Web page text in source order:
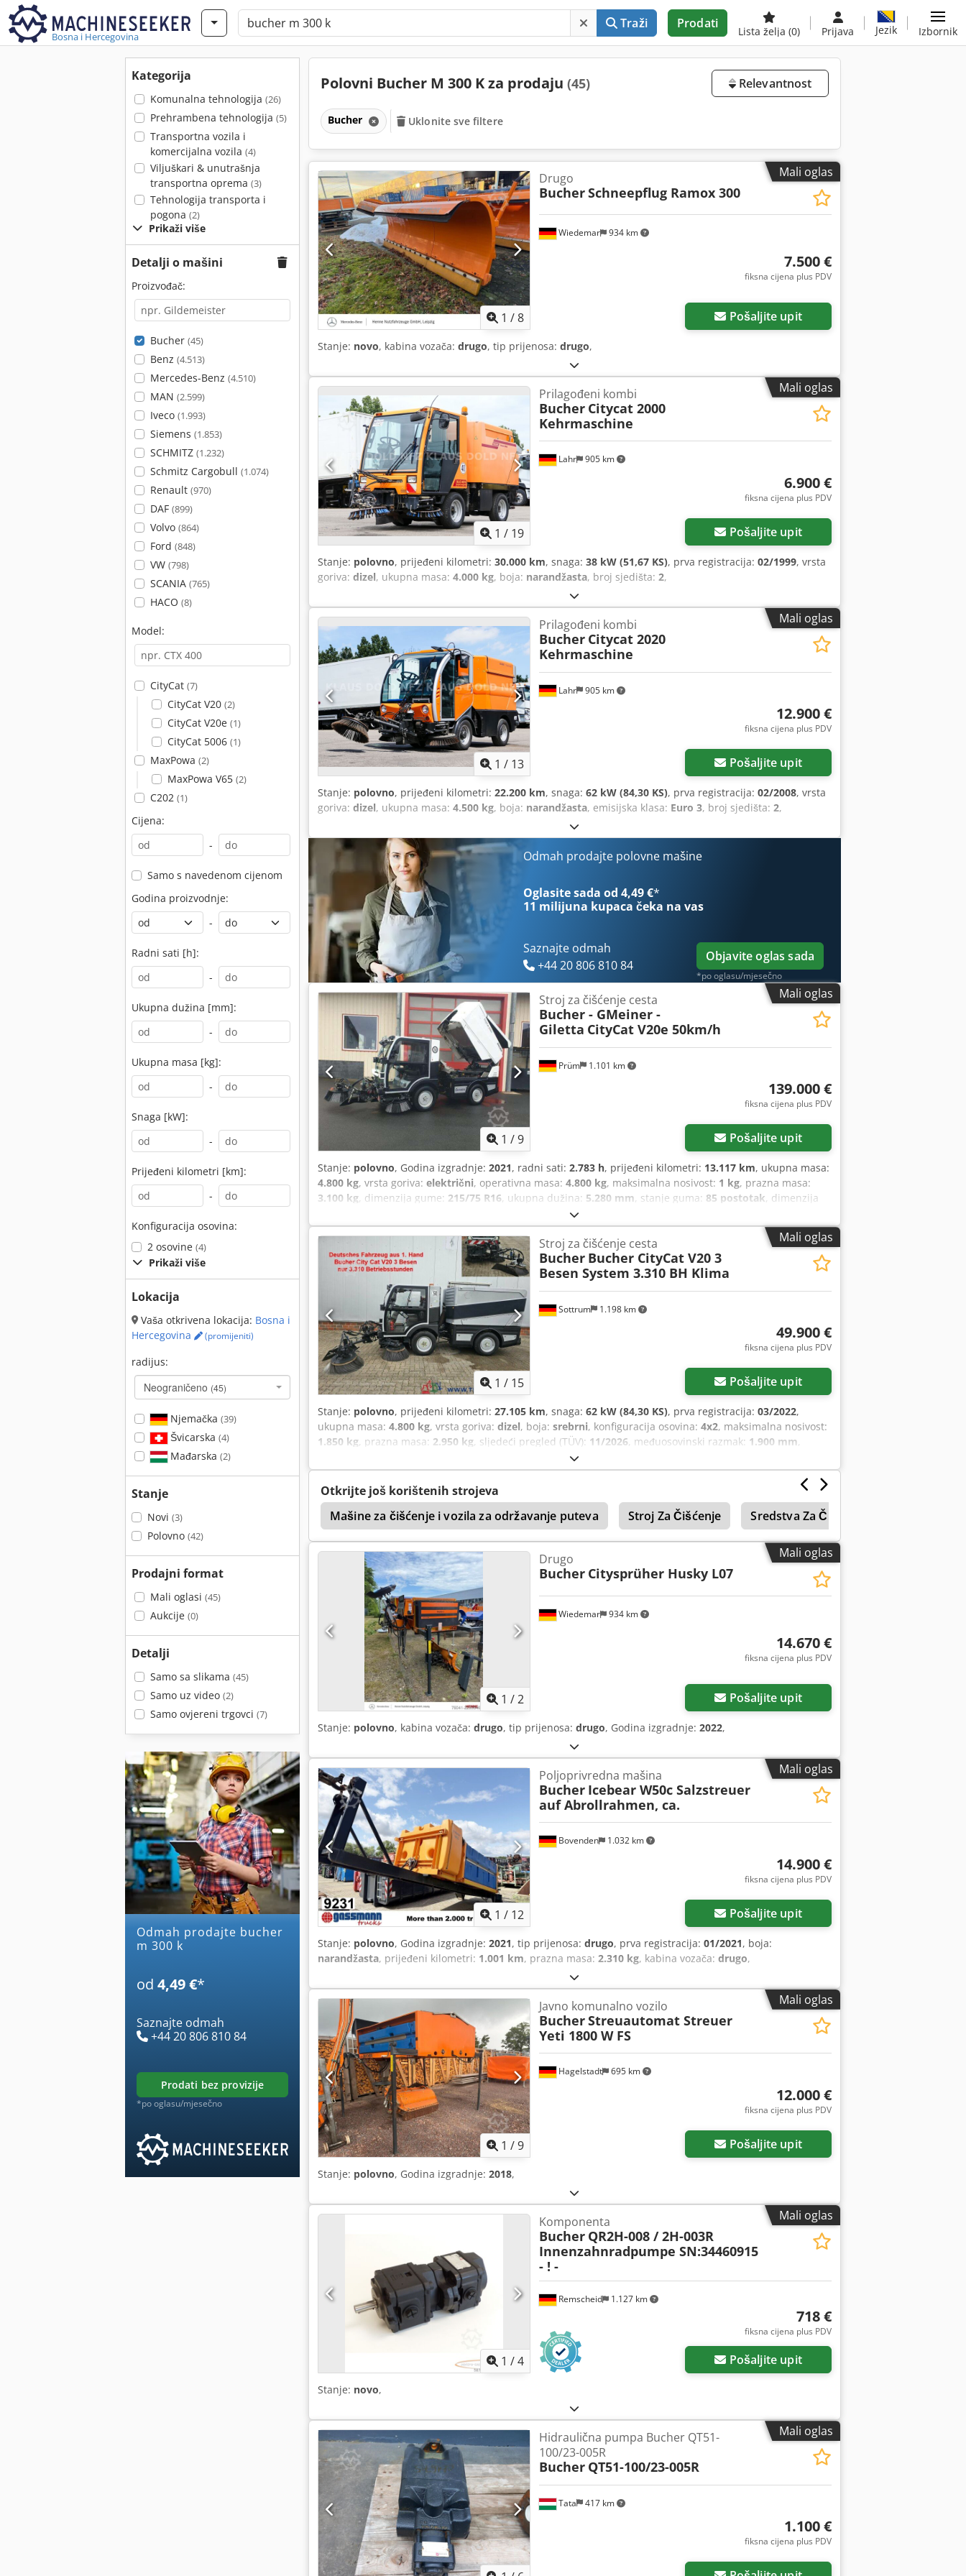
Bosna i Hercegovina
Traži Prodati
Lista želja (0) Prijava Jezik Izbornik
Kategorija
Komunalna tehnologija (26)
Prehrambena tehnologija (5)
Transportna vozila i
komercijalna vozila (4)
Viljuškari & unutrašnja
transportna oprema (3)
Tehnologija transporta i
pogona (2)
Prikaži više
Detalji o mašini
Proizvođač:
Bucher (45)
Benz (4.513)
Mercedes-Benz (4.510)
MAN (2.599)
Iveco (1.993)
Siemens (1.853)
SCHMITZ (1.232)
Schmitz Cargobull (1.074)
Renault (970)
DAF (899)
Volvo (864)
Ford (848)
VW (798)
SCANIA (765)
HACO (8)
Model:
CityCat (7)
CityCat V20 (2)
CityCat V20e (1)
CityCat 5006 (1)
MaxPowa (2)
MaxPowa V65 (2)
C202 (1)
Cijena:
-
Samo s navedenom cijenom
Godina proizvodnje:
-
Radni sati [h]:
-
Ukupna dužina [mm]:
-
Ukupna masa [kg]:
-
Snaga [kW]:
-
Prijeđeni kilometri [km]:
-
Konfiguracija osovina:
2 osovine (4)
Prikaži više
Lokacija
Vaša otkrivena lokacija: Bosna i
Hercegovina
(promijeniti)
radijus:
Neograničeno (45)
Njemačka (39)
Švicarska (4)
Mađarska (2)
Stanje
Novi (3)
Polovno (42)
Prodajni format
Mali oglasi (45)
Aukcije (0)
Detalji
Samo sa slikama (45)
Samo uz video (2)
Samo ovjereni trgovci (7)
Odmah prodajte bucher
m 300 k
od 4,49 €*
Saznajte odmah
+44 20 806 810 84
prodati bez provizije
*po oglasu/mjesečno
Polovni Bucher M 300 K za prodaju (45) Relevantnost
Bucher Uklonite sve filtere
Mali oglas
1 /8
Wiedemar 934 km
Drugo
BucherSchneepflug Ramox 300
7.500 €
fiksna cijena plus PDV
Pošaljite upit
Stanje: novo, kabina vozača: drugo, tip prijenosa: drugo,
Mali oglas
1 / 19
Lahr 905 km
Prilagođeni kombi
Bucher Citycat 2000
Kehrmaschine
6.900 €
fiksna cijena plus PDV
Pošaljite upit
Stanje: polovno, prijeđeni kilometri: 30.000 km, snaga: 38 kW (51,67 KS), prva registracija: 02/1999, vrsta
goriva: dizel, ukupna masa: 4.000 kg, boja: narandžasta, broj sjedišta: 2,
Mali oglas
1 / 13
Lahr 905 km
Prilagođeni kombi
Bucher Citycat 2020
Kehrmaschine
12.900 €
fiksna cijena plus PDV
Pošaljite upit
Stanje: polovno, prijeđeni kilometri: 22.200 km, snaga: 62 kW (84,30 KS), prva registracija: 02/2008, vrsta
goriva: dizel, ukupna masa: 4.500 kg, boja: narandžasta, emisijska klasa: Euro 3, broj sjedišta: 2,
Odmah prodajte polovne mašine
Oglasite sada od 4,49 €*
11 milijuna kupaca čeka na vas
Saznajte odmah
+44 20 806 810 84
Objavite oglas sada
*po oglasu/mjesečno
Mali oglas
1 /9
Prüm 1.101 km
Stroj za čišćenje cesta
Bucher - GMeiner -
Giletta CityCat V20e 50km/h
139.000 €
fiksna cijena plus PDV
Pošaljite upit
Stanje: polovno, Godina izgradnje: 2021, radni sati: 2.783 h, prijeđeni kilometri: 13.117 km, ukupna masa:
4.800 kg, vrsta goriva: električni, operativna masa: 4.800 kg, maksimalna nosivost: 1 kg, prazna masa:
3.100 kg, dimenzija gume: 215/75 R16, ukupna dužina: 5.280 mm, stanje guma: 85 postotak, dimenzija
, dimenzija stražnje gume:
km/h,
Mali oglas
1 / 15
Sottrum 1.198 km
Stroj za čišćenje cesta
Bucher Bucher CityCat V20 3
Besen System 3.310 BH Klima
49.900 €
fiksna cijena plus PDV
Pošaljite upit
Stanje: polovno, prijeđeni kilometri: 27.105 km, snaga: 62 kW (84,30 KS), prva registracija: 03/2022,
ukupna masa: 4.800 kg, vrsta goriva: dizel, boja: srebrni, konfiguracija osovina: 4x2, maksimalna nosivost:
1.850 kg, prazna masa: 2.950 kg, sljedeći pregled (TÜV): 11/2026, međuosovinski razmak: 1.900 mm,
, tip prijenosa:
sjedišta:2, Oprema:dodatna svjetla, filter čađi, kabina, klima-uređaj, senzori za parkiranje, tempomat,
ugrađeni računar,
Otkrijte još korištenih strojeva
Mašine za čišćenje i vozila za održavanje puteva
Stroj Za Čišćenje Sredstva Za Čišćenje
Unimog Fiat 766
Mali oglas
Zatražite još slika
1 /2
Wiedemar 934 km
Drugo
Bucher Citysprüher Husky L07
14.670 €
fiksna cijena plus PDV
Pošaljite upit
Stanje: polovno, kabina vozača: drugo, tip prijenosa: drugo, Godina izgradnje: 2022,
Mali oglas
1 / 12
Bovenden 1.032 km
Poljoprivredna mašina
Bucher Icebear W50c Salzstreuer
auf Abrollrahmen, ca.
14.900 €
fiksna cijena plus PDV
Pošaljite upit
Stanje: polovno, Godina izgradnje: 2021, tip prijenosa: drugo, prva registracija: 01/2021, boja:
narandžasta, prijeđeni kilometri: 1.001 km, prazna masa: 2.310 kg, kabina vozača: drugo,
Mali oglas
1 /9
Hagelstadt 695 km
Javno komunalno vozilo
BucherStreuautomat Streuer
Yeti 1800 W FS
12.000 €
fiksna cijena plus PDV
Pošaljite upit
Stanje: polovno, Godina izgradnje: 2018,
Mali oglas
1 /4
Remscheid 1.127 km
Komponenta
Bucher QR2H-008 / 2H-003R
Innenzahnradpumpe SN:34460915
- ! -
718 €
fiksna cijena plus PDV
Pošaljite upit
Stanje: novo,
Mali oglas
Tata 417 km
Hidraulična pumpa Bucher QT51-
100/23-005R
Bucher QT51-100/23-005R
1.100 €
fiksna cijena plus PDV